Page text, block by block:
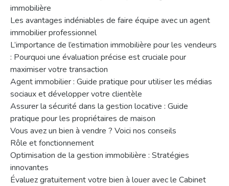
immobilière
Les avantages indéniables de faire équipe avec un agent
immobilier professionnel
L’importance de l’estimation immobilière pour les vendeurs
: Pourquoi une évaluation précise est cruciale pour
maximiser votre transaction
Agent immobilier : Guide pratique pour utiliser les médias
sociaux et développer votre clientèle
Assurer la sécurité dans la gestion locative : Guide
pratique pour les propriétaires de maison
Vous avez un bien à vendre ? Voici nos conseils
Rôle et fonctionnement
Optimisation de la gestion immobilière : Stratégies
innovantes
Évaluez gratuitement votre bien à louer avec le Cabinet